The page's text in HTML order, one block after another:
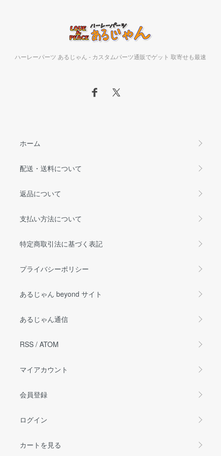
ハーレーパーツ あるじゃん - カスタムパーツ通販でゲット 取寄せも最速
ホーム
配送・送料について
返品について
支払い方法について
特定商取引法に基づく表記
プライバシーポリシー
あるじゃん beyond サイト
あるじゃん通信
RSS / ATOM
マイアカウント
会員登録
ログイン
カートを見る